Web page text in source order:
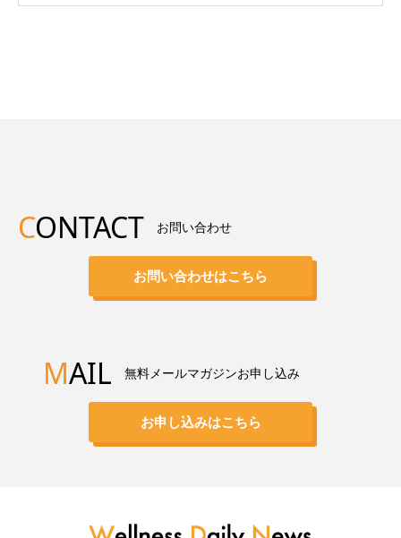
CONTACT お問い合わせ
お問い合わせはこちら
MAIL 無料メールマガジンお申し込み
お申し込みはこちら